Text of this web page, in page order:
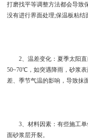
打磨找平等调整方法都会导致
没有进行界面处理;保温板粘结
2、温差变化：夏季太阳直
50~70℃，如突遇降雨，砂浆
差、季节气温的影响，导致抹
3、材料因素：有些施工单
面砂浆层开裂。